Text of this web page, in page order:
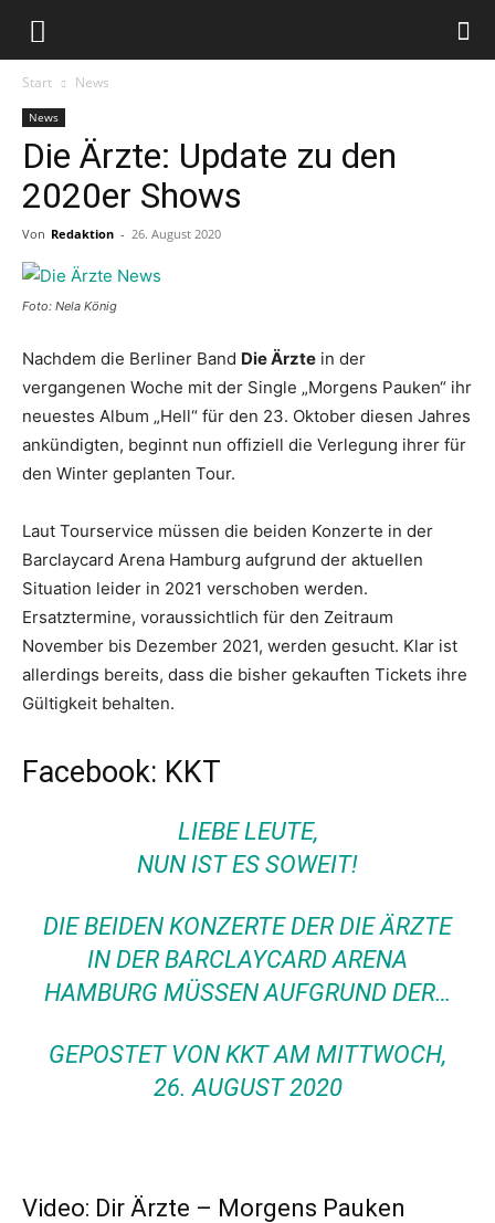
Start News
News
Die Ärzte: Update zu den
2020er Shows
Von Redaktion - 26. August 2020
Foto: Nela König
Nachdem die Berliner Band Die Ärzte in der
vergangenen Woche mit der Single „Morgens Pauken“ ihr
neuestes Album „Hell“ für den 23. Oktober diesen Jahres
ankündigten, beginnt nun offiziell die Verlegung ihrer für
den Winter geplanten Tour.
Laut Tourservice müssen die beiden Konzerte in der
Barclaycard Arena Hamburg aufgrund der aktuellen
Situation leider in 2021 verschoben werden.
Ersatztermine, voraussichtlich für den Zeitraum
November bis Dezember 2021, werden gesucht. Klar ist
allerdings bereits, dass die bisher gekauften Tickets ihre
Gültigkeit behalten.
Facebook: KKT
LIEBE LEUTE,
NUN IST ES SOWEIT!
DIE BEIDEN KONZERTE DER DIE ÄRZTE
IN DER BARCLAYCARD ARENA
HAMBURG MÜSSEN AUFGRUND DER…
GEPOSTET VON KKTAM MITTWOCH,
26. AUGUST 2020
Video: Dir Ärzte – Morgens Pauken